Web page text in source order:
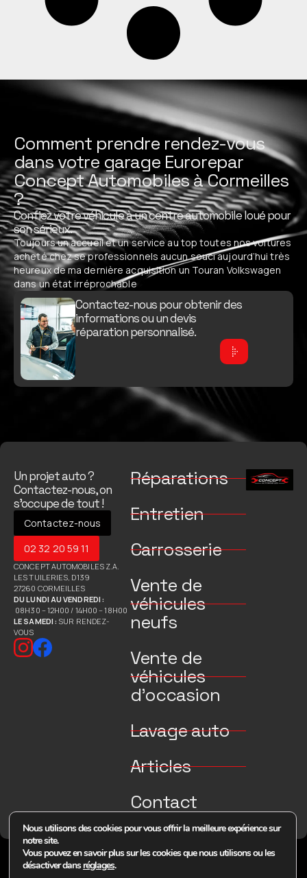
Comment prendre rendez-vous
dans votre garage Eurorepar
Concept Automobiles à Cormeilles
?
Confiez votre véhicule à un centre automobile loué pour
son sérieux.
Toujours un accueil et un service au top toutes nos voitures
acheté chez se professionnels aucun souci aujourd’hui très
heureux de ma dernière acquisition un Touran Volkswagen
dans un état irréprochable
Contactez-nous pour obtenir des
informations ou un devis
réparation personnalisé.
Un projet auto ?
Contactez-nous, on
s’occupe de tout !
Contactez-nous
02 32 20 59 11
CONCEPT AUTOMOBILES Z.A.
LES TUILERIES, D139
27260 CORMEILLES
DU LUNDI AU VENDREDI :
08H30 – 12H00 / 14H00 – 18H00
LE SAMEDI : SUR RENDEZ-
VOUS
Réparations
Entretien
Carrosserie
Vente de
véhicules
neufs
Vente de
véhicules
d’occasion
Lavage auto
Articles
Contact
© 2026 Tous droits réservés Concept Auto
Nous utilisons des cookies pour vous offrir la meilleure expérience sur
notre site.
Vous pouvez en savoir plus sur les cookies que nous utilisons ou les
désactiver dansréglages.